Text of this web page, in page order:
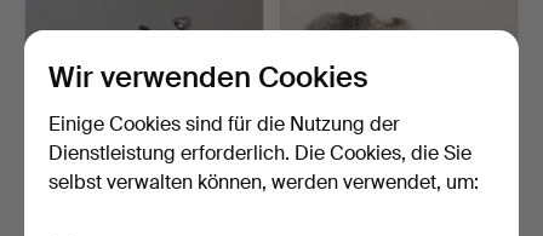
Wir verwenden Cookies
Einige Cookies sind für die Nutzung der
Dienstleistung erforderlich. Die Cookies, die Sie
selbst verwalten können, werden verwendet, um: